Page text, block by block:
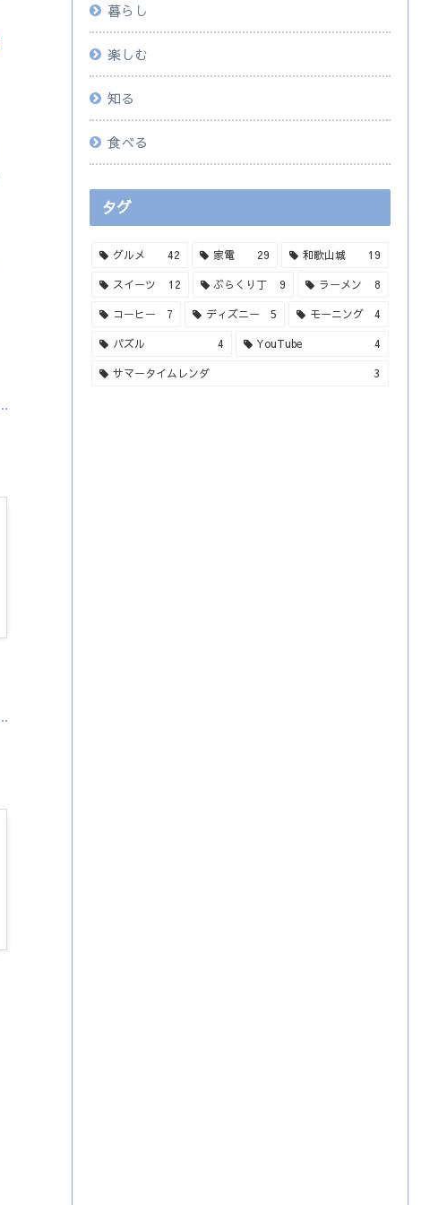
暮らし
楽しむ
知る
食べる
タグ
グルメ 42 家電 29 和歌山城 19
スイーツ 12 ぶらくり丁 9 ラーメン 8
コーヒー 7 ディズニー 5 モーニング 4
パズル 4 YouTube 4
サマータイムレンダ 3